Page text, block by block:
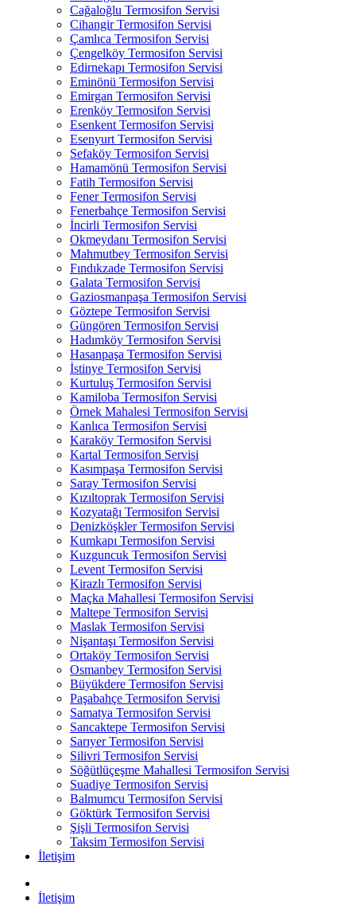
Cağaloğlu Termosifon Servisi
Cihangir Termosifon Servisi
Çamlıca Termosifon Servisi
Çengelköy Termosifon Servisi
Edirnekapı Termosifon Servisi
Eminönü Termosifon Servisi
Emirgan Termosifon Servisi
Erenköy Termosifon Servisi
Esenkent Termosifon Servisi
Esenyurt Termosifon Servisi
Sefaköy Termosifon Servisi
Hamamönü Termosifon Servisi
Fatih Termosifon Servisi
Fener Termosifon Servisi
Fenerbahçe Termosifon Servisi
İncirli Termosifon Servisi
Okmeydanı Termosifon Servisi
Mahmutbey Termosifon Servisi
Fındıkzade Termosifon Servisi
Galata Termosifon Servisi
Gaziosmanpaşa Termosifon Servisi
Göztepe Termosifon Servisi
Güngören Termosifon Servisi
Hadımköy Termosifon Servisi
Hasanpaşa Termosifon Servisi
İstinye Termosifon Servisi
Kurtuluş Termosifon Servisi
Kamiloba Termosifon Servisi
Örnek Mahalesi Termosifon Servisi
Kanlıca Termosifon Servisi
Karaköy Termosifon Servisi
Kartal Termosifon Servisi
Kasımpaşa Termosifon Servisi
Saray Termosifon Servisi
Kızıltoprak Termosifon Servisi
Kozyatağı Termosifon Servisi
Denizköşkler Termosifon Servisi
Kumkapı Termosifon Servisi
Kuzguncuk Termosifon Servisi
Levent Termosifon Servisi
Kirazlı Termosifon Servisi
Maçka Mahallesi Termosifon Servisi
Maltepe Termosifon Servisi
Maslak Termosifon Servisi
Nişantaşı Termosifon Servisi
Ortaköy Termosifon Servisi
Osmanbey Termosifon Servisi
Büyükdere Termosifon Servisi
Paşabahçe Termosifon Servisi
Samatya Termosifon Servisi
Sancaktepe Termosifon Servisi
Sarıyer Termosifon Servisi
Silivri Termosifon Servisi
Söğütlüçeşme Mahallesi Termosifon Servisi
Suadiye Termosifon Servisi
Balmumcu Termosifon Servisi
Göktürk Termosifon Servisi
Şişli Termosifon Servisi
Taksim Termosifon Servisi
İletişim
İletişim